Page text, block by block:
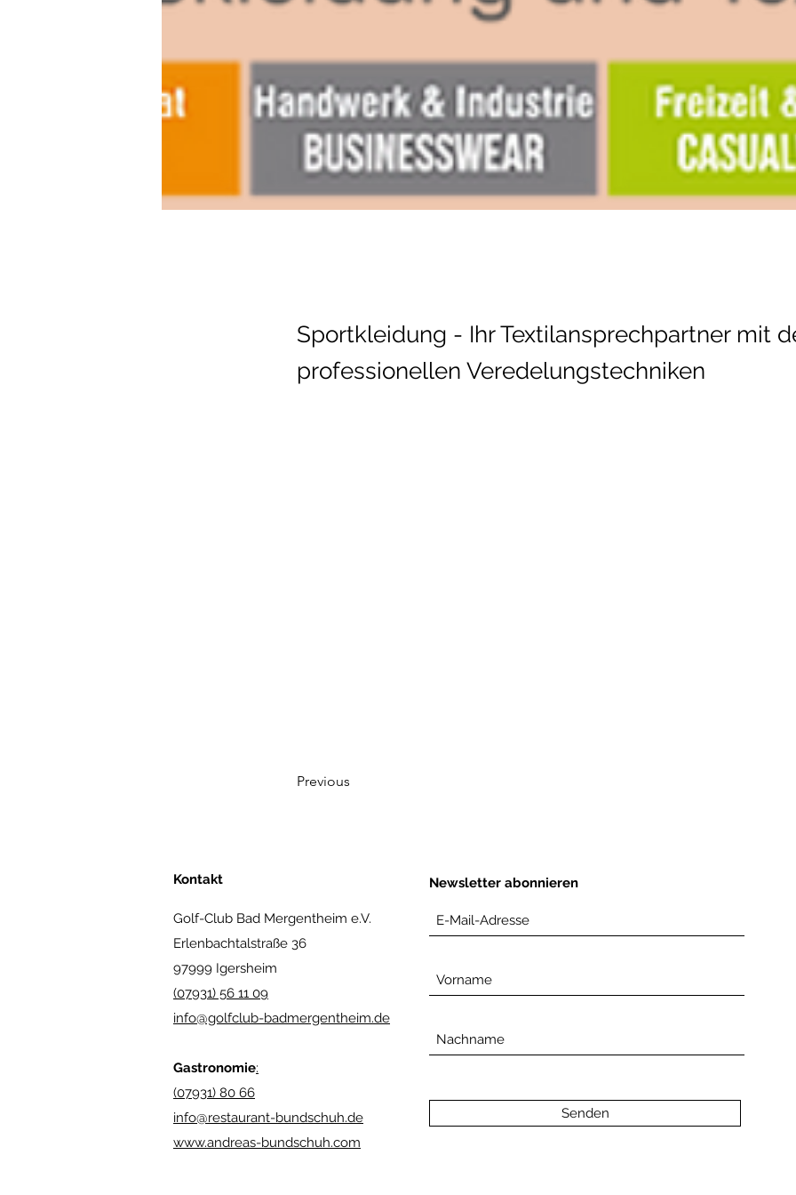
Sportkleidung - Ihr Textilansprechpartner mit
professionellen Veredelungstechniken
Previous
Kontakt
Golf-Club Bad Mergentheim e.V.
Erlenbachtalstraße 36
97999 Igersheim
(07931) 56 11 09
info@golfclub-badmergentheim.de
Gastronomie:
(07931) 80 66
info@restaurant-bundschuh.de
www.andreas-bundschuh.com
Newsletter abonnieren
Senden